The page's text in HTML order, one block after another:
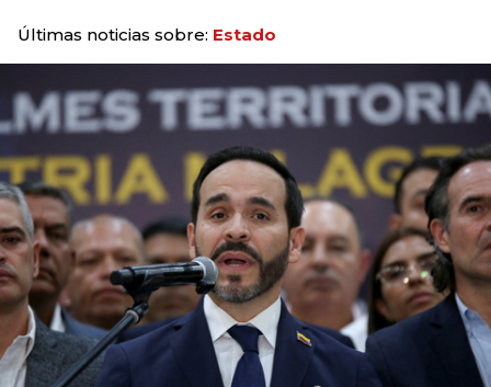
Últimas noticias sobre: Estado